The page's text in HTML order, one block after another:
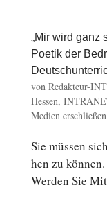
„Mir wird ganz
Poetik der
von Redakteur-
Hessen,
Medien erschließen
Sie müssen
hen zu
Werden Sie